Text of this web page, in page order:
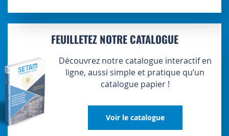
FEUILLETEZ NOTRE CATALOGUE
Découvrez notre catalogue interactif en
ligne, aussi simple et pratique qu’un
catalogue papier !
Voir le catalogue